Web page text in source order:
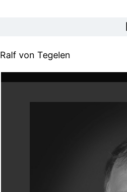
Ralf von Tegelen